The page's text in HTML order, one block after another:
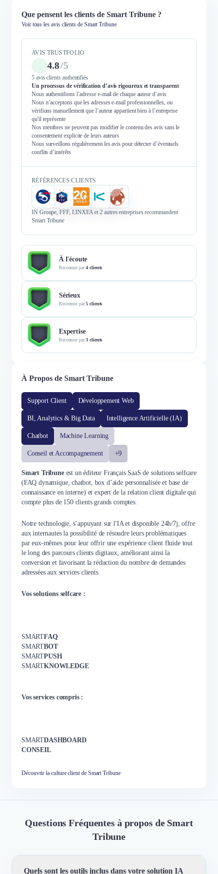
Que pensent les clients de Smart Tribune ?
Voir tous les avis clients de Smart Tribune
AVIS TRUSTFOLIO
4.8/5
5 avis clients authentifiés
Un processus de vérification d’avis rigoureux et transparent
Nous authentifions l’adresse e-mail de chaque auteur d’avis
Nous n’acceptons que les adresses e-mail professionnelles, ou
vérifions manuellement que l’auteur appartient bien à l’entreprise
qu'il représente
Nos membres ne peuvent pas modifier le contenu des avis sans le
consentement explicite de leurs auteurs
Nous surveillons régulièrement les avis pour détecter d’éventuels
conflits d’intérêts
RÉFÉRENCES CLIENTS
IN Groupe, FFF, LINXEA et 2 autres entreprises recommandent
Smart Tribune
À l'écoute
Reconnue par4 clients
Sérieux
Reconnue par5 clients
Expertise
Reconnue par3 clients
À Propos de Smart Tribune
Support Client Développement Web
BI, Analytics & Big Data Intelligence Artificielle (IA)
Chatbot Machine Learning
Conseil et Accompagnement +9
Smart Tribuneest un éditeur Français SaaS de solutions selfcare
(FAQ dynamique, chatbot, box d’aide personnalisée et base de
connaissance en interne) et expert de la relation client digitale qui
compte plus de 150 clients grands comptes.
Notre technologie, s’appuyant sur l'IA et disponible 24h/7j, offre
aux internautes la possibilité de résoudre leurs problématiques
par eux-mêmes pour leur offrir une expérience client fluide tout
le long des parcours clients digitaux, améliorant ainsi la
conversion et favorisant la réduction du nombre de demandes
adressées aux services clients.
Vos solutions selfcare :
SMARTFAQ
SMARTBOT
SMARTPUSH
SMARTKNOWLEDGE
Vos services compris :
SMARTDASHBOARD
CONSEIL
Découvrir la culture client de Smart Tribune
Questions Fréquentes à propos de Smart
Tribune
Quels sont les outils inclus dans votre solution IA